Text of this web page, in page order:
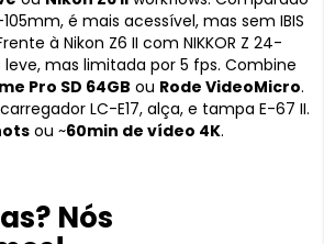
é mais acessível, mas sem IBIS
à Nikon Z6 II com NIKKOR Z 24-
mas limitada por 5 fps. Combine
Pro SD 64GB ou Rode VideoMicro.
LC-E17, alça, e tampa E-67 II.
ou ~60min de vídeo 4K.
Nós